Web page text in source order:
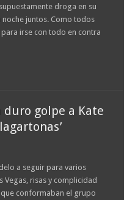
droga en su
noche juntos. Como todos
irse con todo en contra
duro golpe a Kate
a seguir para varios
Vegas, risas y complicidad
conformaban el grupo